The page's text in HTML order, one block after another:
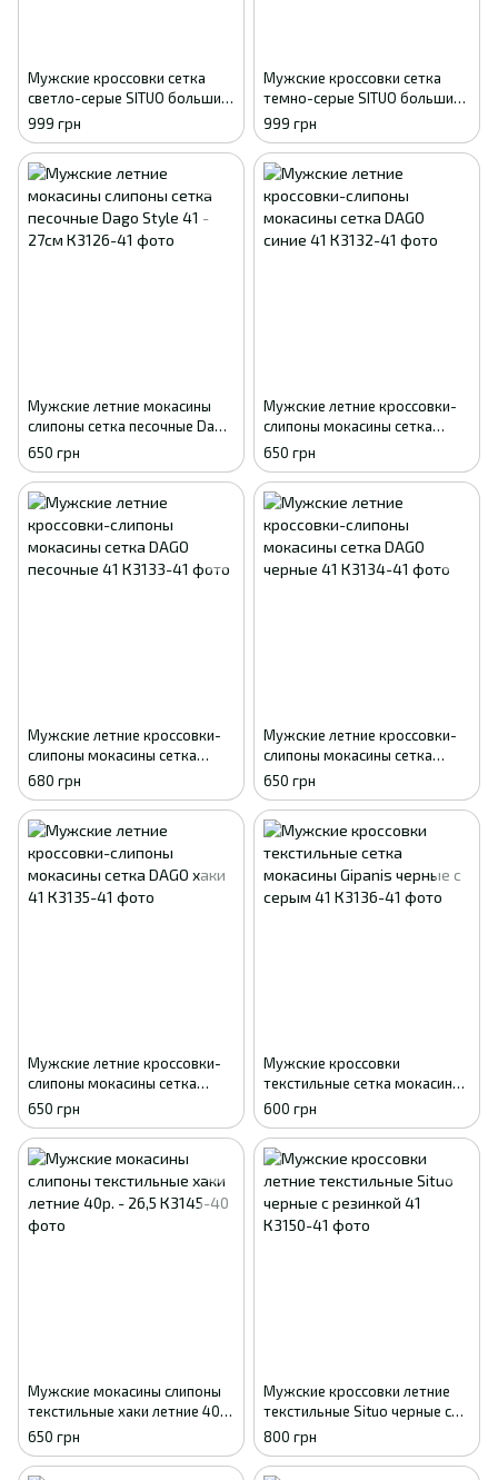
Мужские кроссовки сетка
светло-серые SITUO большие
размеры батал 41
999 грн
Мужские кроссовки сетка
темно-серые SITUO большие
размеры батал 41
999 грн
Мужские летние мокасины
слипоны сетка песочные Dago
Style 41 - 27см
650 грн
Мужские летние кроссовки-
слипоны мокасины сетка
DAGO синие 41
650 грн
Мужские летние кроссовки-
слипоны мокасины сетка
DAGO песочные 41
680 грн
Мужские летние кроссовки-
слипоны мокасины сетка
DAGO черные 41
650 грн
Мужские летние кроссовки-
слипоны мокасины сетка
DAGO хаки 41
650 грн
Мужские кроссовки
текстильные сетка мокасины
Gipanis черные с серым 41
600 грн
Мужские мокасины слипоны
текстильные хаки летние 40р.
- 26,5
650 грн
Мужские кроссовки летние
текстильные Situo черные с
резинкой 41
800 грн